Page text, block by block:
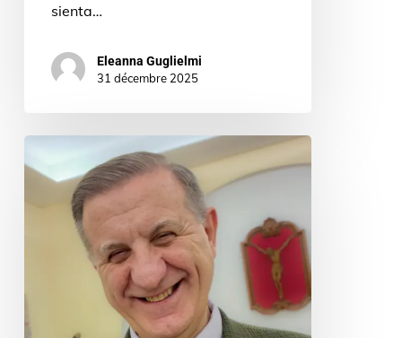
sienta…
Eleanna Guglielmi
31 décembre 2025
de
Mensaje
de